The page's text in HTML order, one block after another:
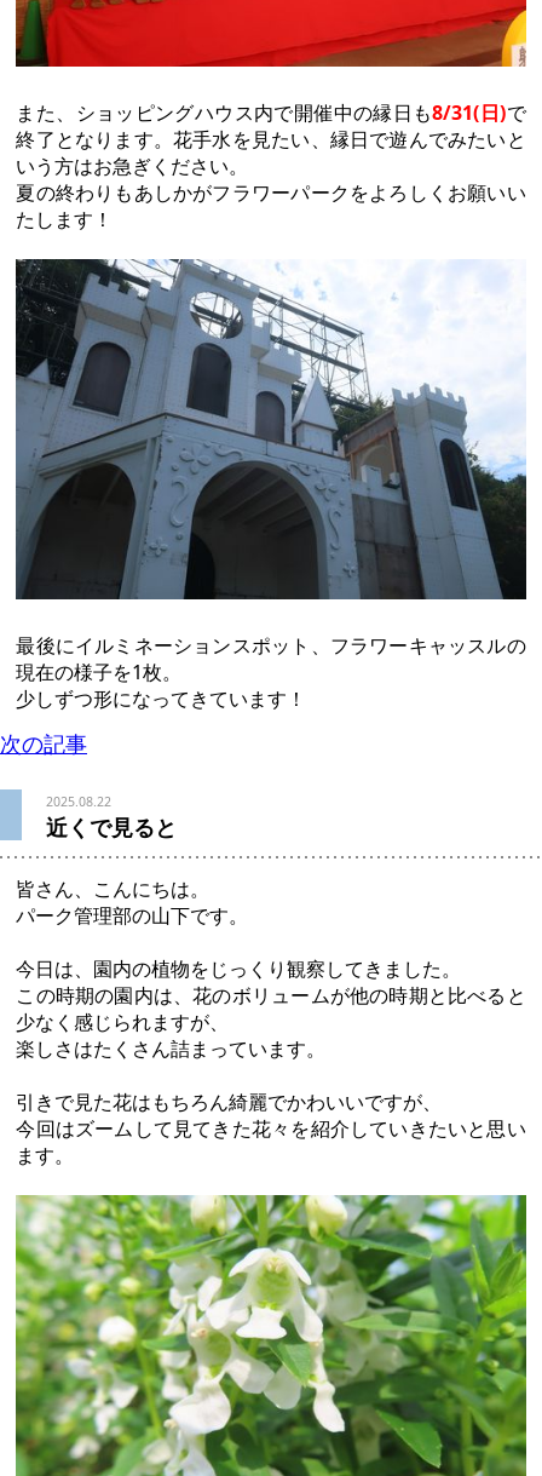
また、ショッピングハウス内で開催中の縁日も8/31(日)で
終了となります。花手水を見たい、縁日で遊んでみたいと
いう方はお急ぎください。
夏の終わりもあしかがフラワーパークをよろしくお願いい
たします！
最後にイルミネーションスポット、フラワーキャッスルの
現在の様子を1枚。
少しずつ形になってきています！
次の記事
2025.08.22
近くで見ると
皆さん、こんにちは。
パーク管理部の山下です。
今日は、園内の植物をじっくり観察してきました。
この時期の園内は、花のボリュームが他の時期と比べると
少なく感じられますが、
楽しさはたくさん詰まっています。
引きで見た花はもちろん綺麗でかわいいですが、
今回はズームして見てきた花々を紹介していきたいと思い
ます。